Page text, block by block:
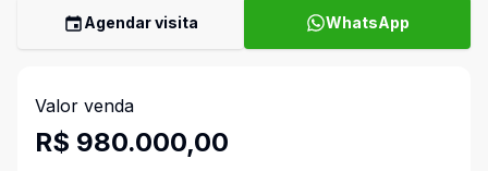
Agendar visita WhatsApp
Valor venda
R$ 980.000,00